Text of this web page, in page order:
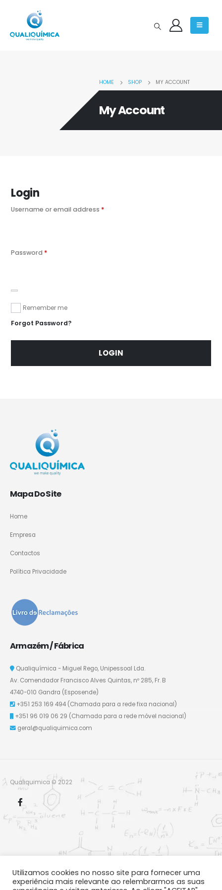
HOME SHOP MY ACCOUNT
My Account
Login
Username or email address *
Password *
Remember me
Forgot Password?
LOGIN
Mapa Do Site
Home
Empresa
Contactos
Política Privacidade
Armazém / Fábrica
Qualiquímica - Miguel Rego, Unipessoal Lda.
Av. Comendador Francisco Alves Quintas, nº 285, Fr. B
4740-010 Gandra (Esposende)
+351 253 169 494 (Chamada para a rede fixa nacional)
+351 96 019 06 29 (Chamada para a rede móvel nacional)
geral@qualiquimica.com
Qualiquimica © 2022
Utilizamos cookies no nosso site para fornecer uma
experiência mais relevante ao relembrarmos as suas